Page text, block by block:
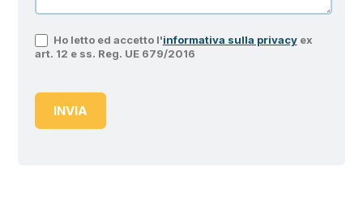
Ho letto ed accetto l'informativa sulla privacyex
art. 12 e ss. Reg. UE 679/2016
INVIA